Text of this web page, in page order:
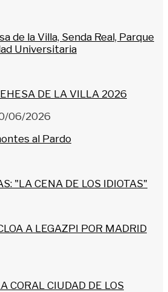
de la Villa, Senda Real, Parque
Universitaria
DE LA VILLA 2026
06/2026
al Pardo
"LA CENA DE LOS IDIOTAS"
A LEGAZPI POR MADRID
CORAL CIUDAD DE LOS